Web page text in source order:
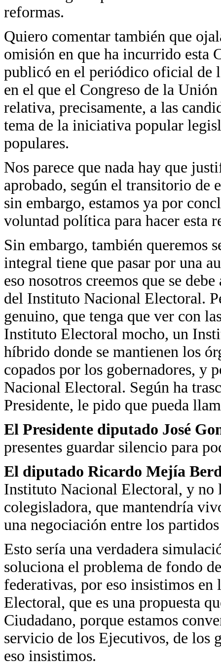
reformas.
Quiero comentar también que
omisión en que ha incurrido esta
publicó en el periódico oficial de
en el que el Congreso de la
relativa, precisamente, a las
tema de la iniciativa popular
populares.
Nos parece que nada hay que
aprobado, según el transitorio de
sin embargo, estamos ya por
voluntad política para hacer esta
Sin embargo, también queremos
integral tiene que pasar por una
eso nosotros creemos que se
del Instituto Nacional Electoral.
genuino, que tenga que ver con
Instituto Electoral mocho, un
híbrido donde se mantienen los
copados por los gobernadores, y
Nacional Electoral. Según ha
Presidente, le pido que pueda
El Presidente diputado José
presentes guardar silencio para
El diputado Ricardo Mejía
Instituto Nacional Electoral, y no
colegisladora, que mantendría
una negociación entre los
Esto sería una verdadera
soluciona el problema de fondo
federativas, por eso insistimos
Electoral, que es una propuesta
Ciudadano, porque estamos
servicio de los Ejecutivos, de los
eso insistimos.